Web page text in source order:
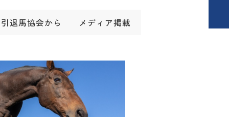
引退馬協会から メディア掲載